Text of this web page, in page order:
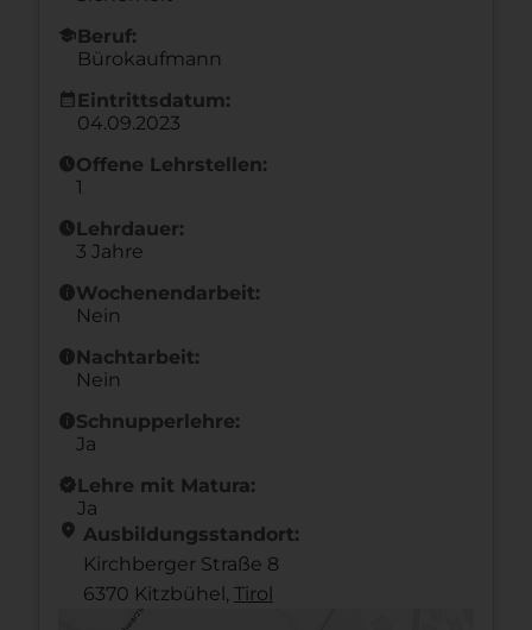
schoolBeruf:
Bürokaufmann
calendar_month Eintrittsdatum:
04.09.2023
scheduleOffene Lehrstellen:
1
scheduleLehrdauer:
3 Jahre
infoWochenendarbeit:
Nein
infoNachtarbeit:
Nein
infoSchnupperlehre:
Ja
new_releasesLehre mit Matura:
Ja
location_on Ausbildungsstandort:
Kirchberger Straße 8
6370 Kitzbühel, Tirol